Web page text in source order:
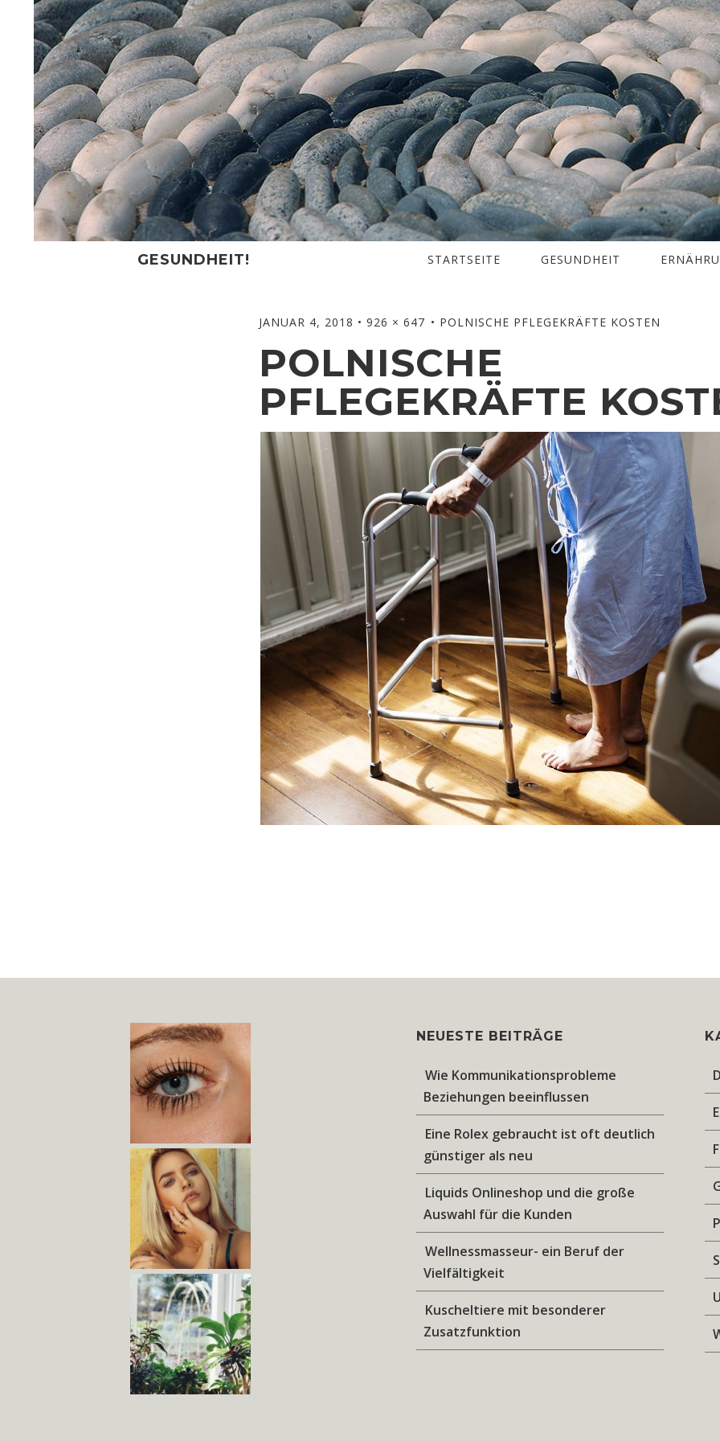
content
GESUNDHEIT! STARTSEITE GESUNDHEIT
JANUAR 4, 2018 926 × 647 POLNISCHE PFLEGEKRÄFTE KOSTEN
POLNISCHE
PFLEGEKRÄFTE
Area NEUESTE BEITRÄGE
Wie Kommunikationsprobleme
Beziehungen beeinflussen
Eine Rolex gebraucht ist oft deutlich
günstiger als neu
Liquids Onlineshop und die große
Auswahl für die Kunden
Wellnessmasseur- ein Beruf der
Vielfältigkeit
Kuscheltiere mit besonderer
Zusatzfunktion